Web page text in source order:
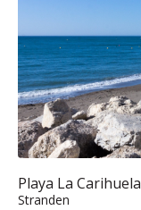
Playa La Carihuela
Stranden